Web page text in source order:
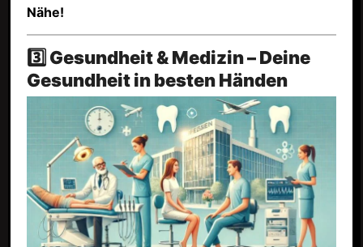
Nähe!
3️⃣ Gesundheit & Medizin – Deine
Gesundheit in besten Händen